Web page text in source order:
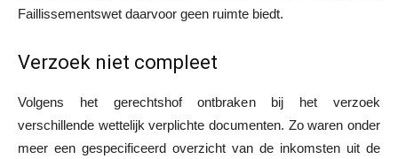
Faillissementswet daarvoor geen ruimte biedt.
Verzoek niet compleet
Volgens het gerechtshof ontbraken bij het verzoek
verschillende wettelijk verplichte documenten. Zo waren onder
meer een gespecificeerd overzicht van de inkomsten uit de